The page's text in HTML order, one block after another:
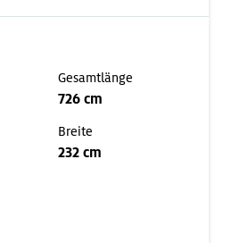
Gesamtlänge
726 cm
Breite
232 cm